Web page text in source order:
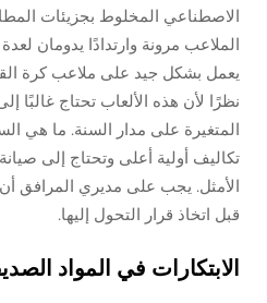
الاصطناعي المخلوط بجزيئات
الملاعب مرونة وارتدادًا يدومان
يعمل بشكل جيد على ملاعب كرة
نظرًا لأن هذه الألعاب تحتاج
المتغيرة على مدار السنة. ما هي
تكاليف أولية أعلى وتحتاج إلى
الأمثل. يجب على مديري المرافق أن
قبل اتخاذ قرار التحول إليها.
الابتكارات في المواد